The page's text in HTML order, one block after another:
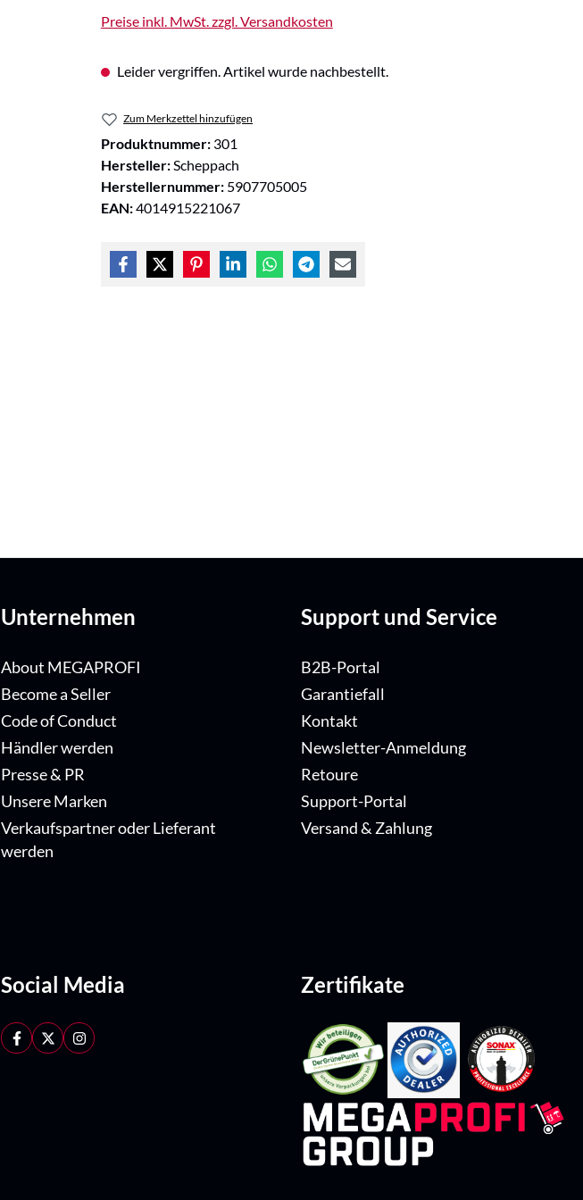
Preise inkl. MwSt. zzgl. Versandkosten
Leider vergriffen. Artikel wurde nachbestellt.
Zum Merkzettel hinzufügen
Produktnummer: 301
Hersteller:Scheppach
Herstellernummer: 5907705005
EAN:4014915221067
Unternehmen
About MEGAPROFI
Become a Seller
Code of Conduct
Händler werden
Presse & PR
Unsere Marken
Verkaufspartner oder Lieferant
werden
Support und Service
B2B-Portal
Garantiefall
Kontakt
Newsletter-Anmeldung
Retoure
Support-Portal
Versand & Zahlung
Social Media Zertifikate